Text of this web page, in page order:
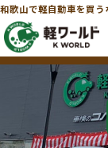
和歌山で軽自動車を買